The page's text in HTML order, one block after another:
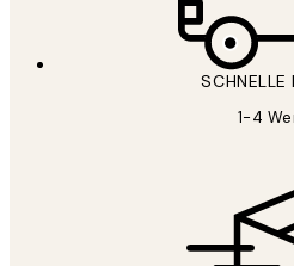
SCHNELLE
1-4